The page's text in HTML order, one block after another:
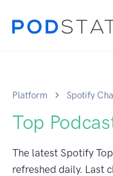
Platform Spotify
Top
The latest Spotify
refreshed daily. Last